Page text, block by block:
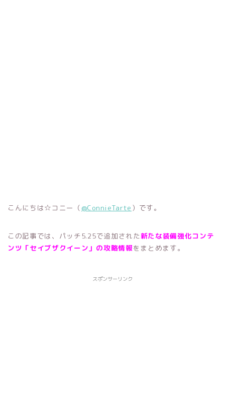
こんにちは☆コニー（ @ConnieTarte ）です。
この記事では、パッチ5.25で追加された 新たな装備強化コンテ
ンツ「セイブザクイーン」の攻略情報をまとめます。
スポンサーリンク